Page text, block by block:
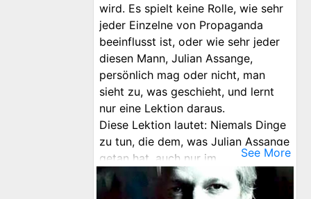
wird. Es spielt keine Rolle, wie sehr
jeder Einzelne von Propaganda
beeinflusst ist, oder wie sehr jeder
diesen Mann, Julian Assange,
persönlich mag oder nicht, man
sieht zu, was geschieht, und lernt
nur eine Lektion daraus.
Diese Lektion lautet: Niemals Dinge
zu tun, die dem, was Julian Assange
getan hat, auch nur im
Entferntesten gleichkommen —
sonst trifft einen das gleiche
See More